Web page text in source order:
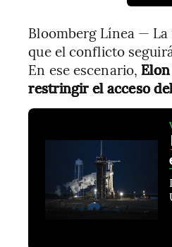
Bloomberg Línea —
que el conflicto
En ese escenario,
restringir el acceso